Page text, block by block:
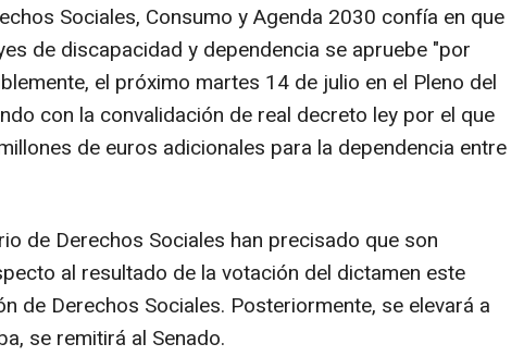
Sociales, Consumo y Agenda 2030 confía en que
de discapacidad y dependencia se apruebe "por
el próximo martes 14 de julio en el Pleno del
con la convalidación de real decreto ley por el que
de euros adicionales para la dependencia entre
de Derechos Sociales han precisado que son
al resultado de la votación del dictamen este
de Derechos Sociales. Posteriormente, se elevará a
se remitirá al Senado.